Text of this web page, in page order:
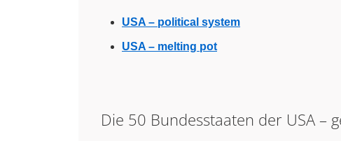
USA – political system
USA – melting pot
Die 50 Bundesstaaten der USA –